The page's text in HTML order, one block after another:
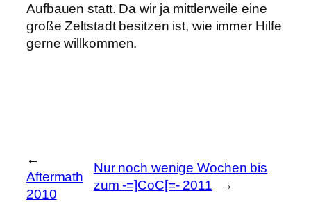
Aufbauen statt. Da wir ja mittlerweile eine
große Zeltstadt besitzen ist, wie immer Hilfe
gerne willkommen.
←
Aftermath
2010
Nur noch wenige Wochen bis
zum -=]CoC[=- 2011
→